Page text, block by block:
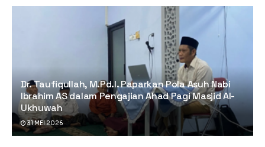
Dr. Taufiqullah, M.Pd.I. Paparkan Pola Asuh Nabi
Ibrahim AS dalam Pengajian Ahad Pagi Masjid Al-
Ukhuwah
31 MEI 2026